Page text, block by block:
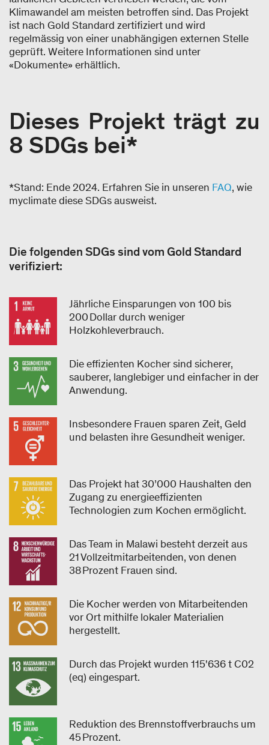
Klimawandel am meisten betroffen sind. Das Projekt
ist nach Gold Standard zertifiziert und wird
regelmässig von einer unabhängigen externen Stelle
geprüft. Weitere Informationen sind unter
«Dokumente» erhältlich.
Dieses Projekt trägt zu
8 SDGs bei*
*Stand: Ende 2024. Erfahren Sie in unseren FAQ, wie
myclimate diese SDGs ausweist.
Die folgenden SDGs sind vom Gold Standard
verifiziert:
Jährliche Einsparungen von 100 bis
200 Dollar durch weniger
Holzkohleverbrauch.
Die effizienten Kocher sind sicherer,
sauberer, langlebiger und einfacher in der
Anwendung.
Insbesondere Frauen sparen Zeit, Geld
und belasten ihre Gesundheit weniger.
Das Projekt hat 30’000 Haushalten den
Zugang zu energieeffizienten
Technologien zum Kochen ermöglicht.
Das Team in Malawi besteht derzeit aus
21 Vollzeitmitarbeitenden, von denen
38 Prozent Frauen sind.
Die Kocher werden von Mitarbeitenden
vor Ort mithilfe lokaler Materialien
hergestellt.
Durch das Projekt wurden 115'636 t C02
(eq) eingespart.
Reduktion des Brennstoffverbrauchs um
45 Prozent.